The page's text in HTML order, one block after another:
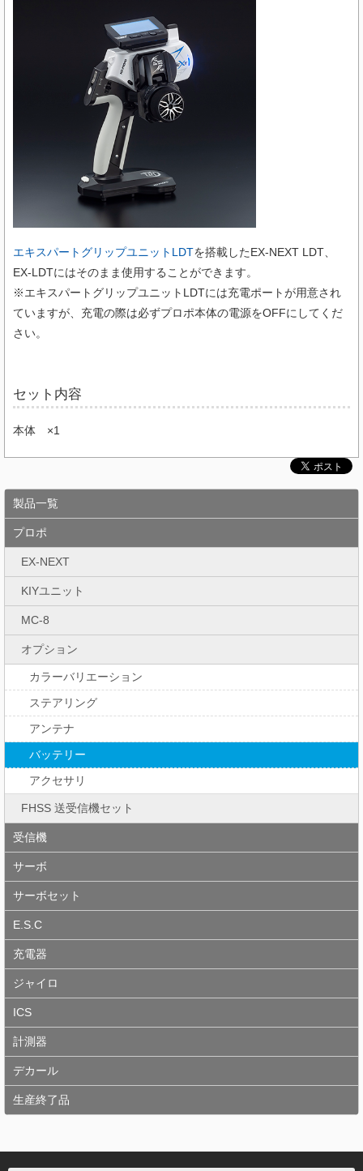
エキスパートグリップユニットLDTを搭載したEX-NEXT LDT、
EX-LDTにはそのまま使用することができます。
※エキスパートグリップユニットLDTには充電ポートが用意され
ていますが、充電の際は必ずプロポ本体の電源をOFFにしてくだ
さい。
セット内容
本体 ×1
製品一覧
プロポ
EX-NEXT
KIYユニット
MC-8
オプション
カラーバリエーション
ステアリング
アンテナ
バッテリー
アクセサリ
FHSS 送受信機セット
受信機
サーボ
サーボセット
E.S.C
充電器
ジャイロ
ICS
計測器
デカール
生産終了品